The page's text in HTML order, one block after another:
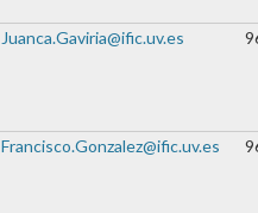
Juanca.Gaviria@ific.uv.es
Francisco.Gonzalez@ific.uv.es